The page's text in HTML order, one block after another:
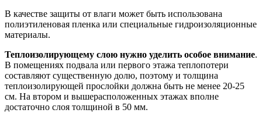
В качестве защиты от влаги может быть использована
полиэтиленовая пленка или специальные гидроизоляционные
материалы.
Теплоизолирующему слою нужно уделить особое внимание.
В помещениях подвала или первого этажа теплопотери
составляют существенную долю, поэтому и толщина
теплоизолирующей прослойки должна быть не менее 20-25
см. На втором и вышерасположенных этажах вполне
достаточно слоя толщиной в 50 мм.